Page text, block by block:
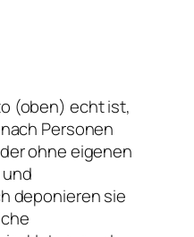
(oben) echt ist,
Personen
ohne eigenen
deponieren sie